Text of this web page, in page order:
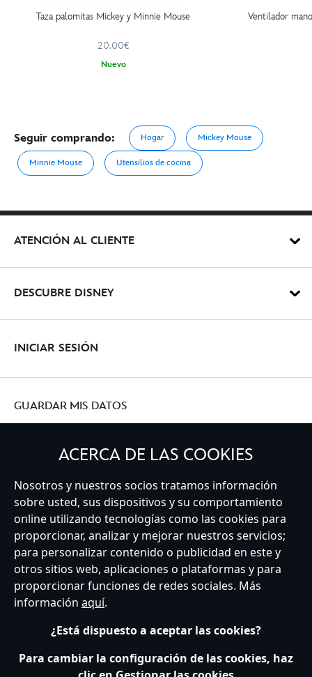
Taza palomitas Mickey y Minnie Mouse
20.00€
Nuevo
Ventilador
Seguir comprando: Hogar Mickey Mouse
Minnie Mouse Utensilios de cocina
ATENCIÓN AL CLIENTE
DESCUBRE DISNEY
INICIAR SESIÓN
GUARDAR MIS DATOS
Spain
Atención al Cliente Términos de Uso
Buscador de Tiendas
Mapa del Sitio
Política de Privacidad
Política de Cookies
Sobre Privacidad en la UE
Términos y Condiciones Generales
Gestionar su configuración de cookies
s172 Statements
Accessibility
© Disney © Disney•Pixar © & ™ Lucasfilm LTD © Marvel. Todos los derechos
ACERCA DE LAS COOKIES
Nosotros y nuestros socios tratamos información
sobre usted, sus dispositivos y su comportamiento
online utilizando tecnologías como las cookies para
proporcionar, analizar y mejorar nuestros servicios;
para personalizar contenido o publicidad en este y
otros sitios web, aplicaciones o plataformas y para
proporcionar funciones de redes sociales. Más
información aquí.
¿Está dispuesto a aceptar las cookies?
Para cambiar la configuración de las cookies, haz